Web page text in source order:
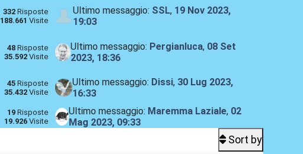
332Risposte
188.661 Visite
Ultimo messaggio: SSL, 19 Nov 2023,
19:03
48Risposte
35.592Visite
Ultimo messaggio: Pergianluca, 08 Set
2023, 18:36
45Risposte
35.432Visite
Ultimo messaggio: Dissi, 30 Lug 2023,
16:33
19Risposte
19.926Visite
Ultimo messaggio: Maremma Laziale, 02
Mag 2023, 09:33
Sort by